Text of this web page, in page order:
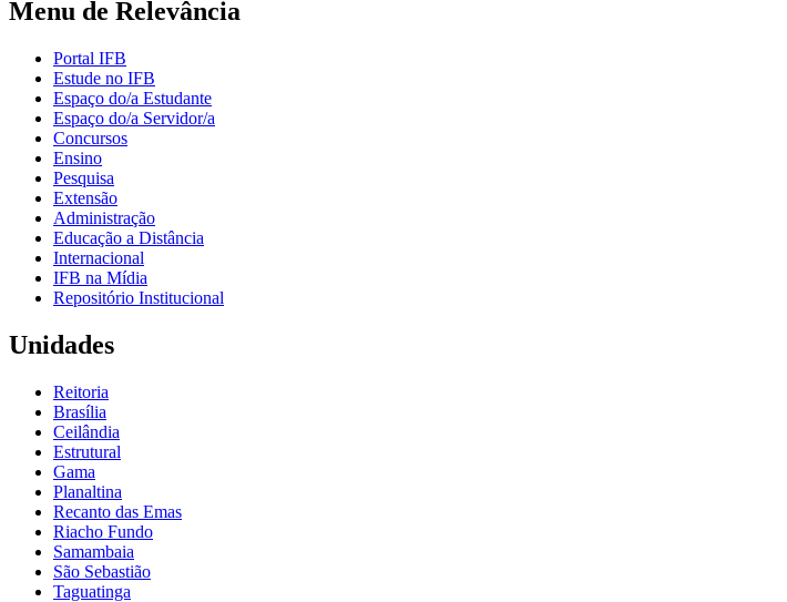
Menu de Relevância
Portal IFB
Estude no IFB
Espaço do/a Estudante
Espaço do/a Servidor/a
Concursos
Ensino
Pesquisa
Extensão
Administração
Educação a Distância
Internacional
IFB na Mídia
Repositório Institucional
Unidades
Reitoria
Brasília
Ceilândia
Estrutural
Gama
Planaltina
Recanto das Emas
Riacho Fundo
Samambaia
São Sebastião
Taguatinga